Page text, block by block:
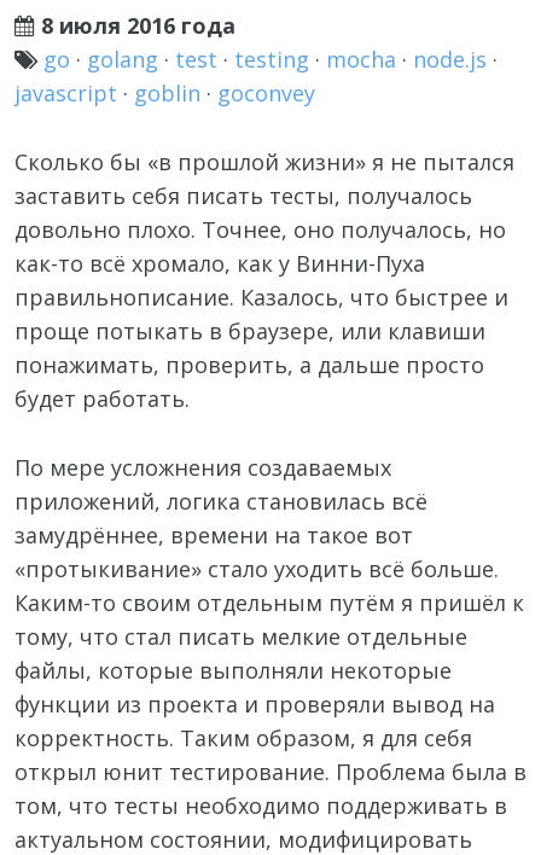
8 июля 2016 года
go · golang · test · testing · mocha · node.js ·
javascript · goblin · goconvey
Сколько бы «в прошлой жизни» я не пытался
заставить себя писать тесты, получалось
довольно плохо. Точнее, оно получалось, но
как-то всё хромало, как у Винни-Пуха
правильнописание. Казалось, что быстрее и
проще потыкать в браузере, или клавиши
понажимать, проверить, а дальше просто
будет работать.
По мере усложнения создаваемых
приложений, логика становилась всё
замудрённее, времени на такое вот
«протыкивание» стало уходить всё больше.
Каким-то своим отдельным путём я пришёл к
тому, что стал писать мелкие отдельные
файлы, которые выполняли некоторые
функции из проекта и проверяли вывод на
корректность. Таким образом, я для себя
открыл юнит тестирование. Проблема была в
том, что тесты необходимо поддерживать в
актуальном состоянии, модифицировать